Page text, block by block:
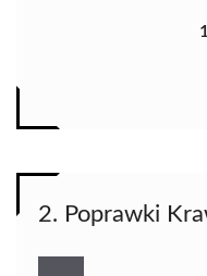
2. Poprawki